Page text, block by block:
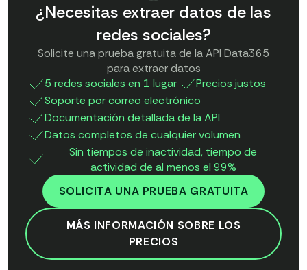
¿Necesitas extraer datos de las
redes sociales?
Solicite una prueba gratuita de la API Data365
para extraer datos
5 redes sociales en 1 lugar
Precios justos
Soporte por correo electrónico
Documentación detallada de la API
Datos completos de cualquier volumen
Sin tiempos de inactividad, tiempo de
actividad de al menos el 99%
SOLICITA UNA PRUEBA GRATUITA
MÁS INFORMACIÓN SOBRE LOS
PRECIOS